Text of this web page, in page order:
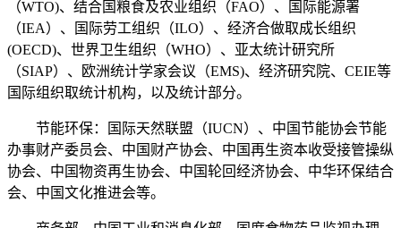
（WTO)、结合国粮食及农业组织（FAO）、国际能源署
（IEA）、国际劳工组织（ILO）、经济合做取成长组织
(OECD)、世界卫生组织（WHO）、亚太统计研究所
（SIAP）、欧洲统计学家会议（EMS)、经济研究院、CEIE等
国际组织取统计机构，以及统计部分。
节能环保：国际天然联盟（IUCN）、中国节能协会节能
办事财产委员会、中国财产协会、中国再生资本收受接管操纵
协会、中国物资再生协会、中国轮回经济协会、中华环保结合
会、中国文化推进会等。